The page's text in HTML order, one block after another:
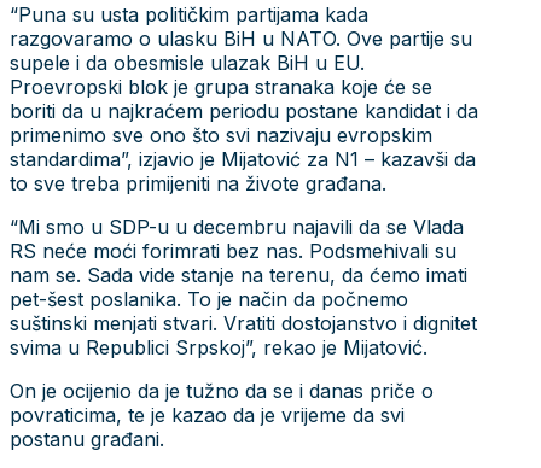
“Puna su usta političkim partijama kada
razgovaramo o ulasku BiH u NATO. Ove partije su
supele i da obesmisle ulazak BiH u EU.
Proevropski blok je grupa stranaka koje će se
boriti da u najkraćem periodu postane kandidat i da
primenimo sve ono što svi nazivaju evropskim
standardima”, izjavio je Mijatović za N1 – kazavši da
to sve treba primijeniti na živote građana.
“Mi smo u SDP-u u decembru najavili da se Vlada
RS neće moći forimrati bez nas. Podsmehivali su
nam se. Sada vide stanje na terenu, da ćemo imati
pet-šest poslanika. To je način da počnemo
suštinski menjati stvari. Vratiti dostojanstvo i dignitet
svima u Republici Srpskoj”, rekao je Mijatović.
On je ocijenio da je tužno da se i danas priče o
povraticima, te je kazao da je vrijeme da svi
postanu građani.